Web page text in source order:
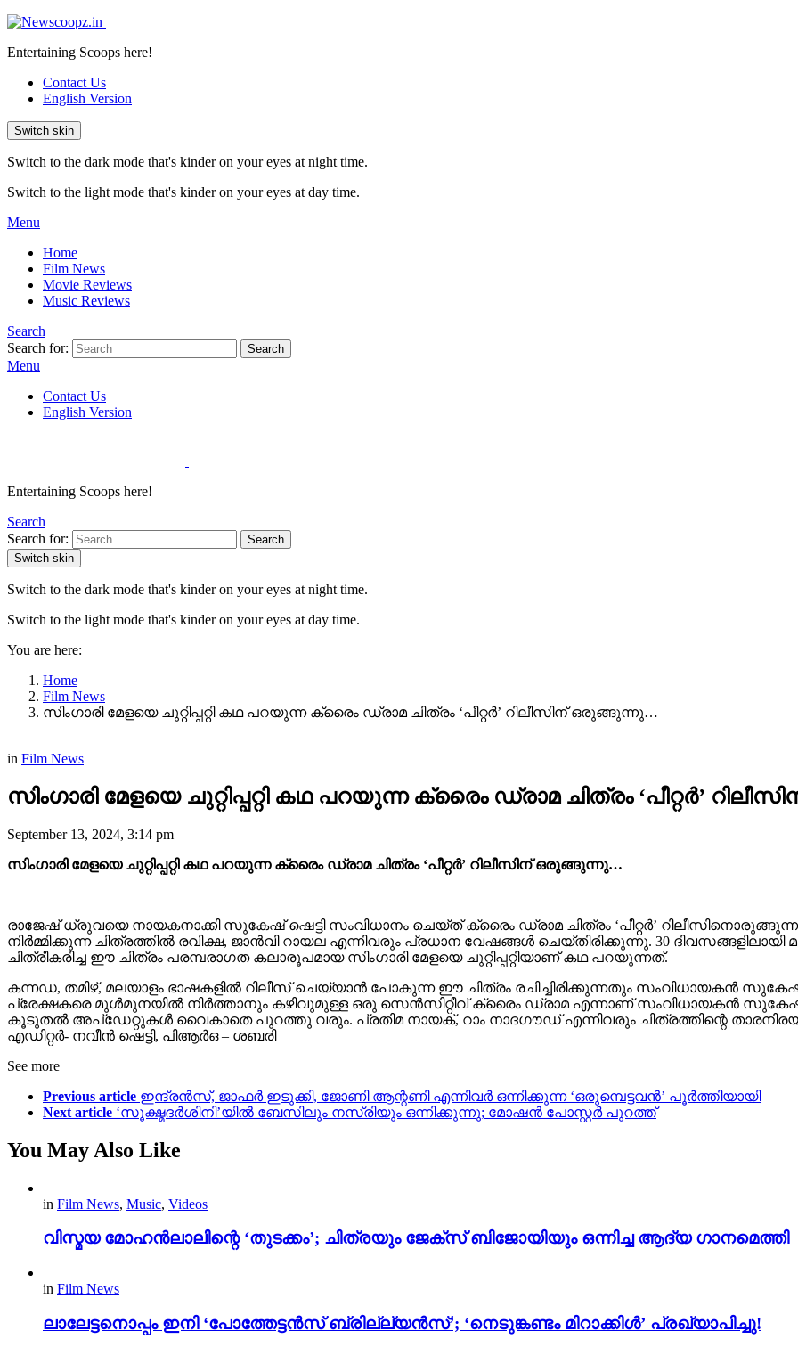
Entertaining Scoops here!
Contact Us
English Version
Switch skin
Switch to the dark mode that's kinder on your eyes at night time.
Switch to the light mode that's kinder on your eyes at day time.
Menu
Home
Film News
Movie Reviews
Music Reviews
Search
Search for:
Search
Menu
Contact Us
English Version
Entertaining Scoops here!
Search
Search for:
Search
Switch skin
Switch to the dark mode that's kinder on your eyes at night time.
Switch to the light mode that's kinder on your eyes at day time.
You are here:
Home
Film News
സിംഗാരി മേളയെ ചുറ്റിപ്പറ്റി കഥ പറയുന്ന ക്രൈം ഡ്രാമ ചിത്രം ‘പീറ്റർ’ റിലീസിന് ഒരുങ്ങുന്നു…
in Film News
സിംഗാരി മേളയെ ചുറ്റിപ്പറ്റി കഥ പറയുന്ന ക്രൈം ഡ്രാമ ചിത്രം ‘പീറ്റർ’
September 13, 2024, 3:14 pm
സിംഗാരി മേളയെ ചുറ്റിപ്പറ്റി കഥ പറയുന്ന ക്രൈം ഡ്രാമ ചിത്രം ‘പീറ്റർ’ റിലീസിന് ഒരുങ്ങുന്നു…
രാജേഷ് ധ്രുവയെ നായകനാക്കി സുകേഷ് ഷെട്ടി സംവിധാനം ചെയ്ത് ക്രൈം ഡ്രാമ ചിത്രം ‘പീറ്റർ’
നിർമ്മിക്കുന്ന ചിത്രത്തിൽ രവിക്ഷ, ജാൻവി റായല എന്നിവരും പ്രധാന വേഷങ്ങൾ ചെയ്തിരിക്കുന്നു. 30
ചിത്രീകരിച്ച ഈ ചിത്രം പരമ്പരാഗത കലാരൂപമായ സിംഗാരി മേളയെ ചുറ്റിപ്പറ്റിയാണ് കഥ പറയുന്നത്.
കന്നഡ, തമിഴ്, മലയാളം ഭാഷകളിൽ റിലീസ് ചെയ്യാൻ പോകുന്ന ഈ ചിത്രം രചിച്ചിരിക്കുന്നതും സംവിധായകൻ
പ്രേക്ഷകരെ മുൾമുനയിൽ നിർത്താനും കഴിവുമുള്ള ഒരു സെൻസിറ്റീവ് ക്രൈം ഡ്രാമ എന്നാണ് സംവിധായകൻ സുകേഷ്
കൂടുതൽ അപ്‌ഡേറ്റുകൾ വൈകാതെ പുറത്തു വരും. പ്രതിമ നായക്, റാം നാദഗൗഡ് എന്നിവരും ചിത്രത്തിന്റെ
എഡിറ്റർ- നവീൻ ഷെട്ടി, പിആർഒ – ശബരി
See more
Previous article ഇന്ദ്രൻസ്, ജാഫർ ഇടുക്കി, ജോണി ആന്റണി എന്നിവർ ഒന്നിക്കുന്ന ‘ഒരുമ്പെട്ടവൻ’ പൂർത്തിയായി
Next article ‘സൂക്ഷ്മദര്‍ശിനി’യിൽ ബേസിലും നസ്രിയും ഒന്നിക്കുന്നു; മോഷന്‍ പോസ്റ്റര്‍ പുറത്ത്
You May Also Like
in Film News, Music, Videos
വിസ്മയ മോഹൻലാലിന്റെ ‘തുടക്കം’; ചിത്രയും ജേക്സ് ബിജോയിയും ഒന്നിച്ച ആദ്യ ഗാനമെത്തി
in Film News
ലാലേട്ടനൊപ്പം ഇനി ‘പോത്തേട്ടൻസ് ബ്രില്ല്യൻസ്’; ‘നെടുങ്കണ്ടം മിറാക്കിൾ’ പ്രഖ്യാപിച്ചു!